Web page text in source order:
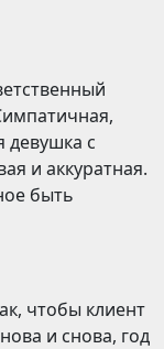
девушка с
и аккуратная.
быть
чтобы клиент
и снова, год